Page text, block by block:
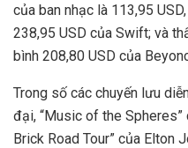
của ban nhạc là 113,95
238,95 USD của Swift; và
bình 208,80 USD của
Trong số các chuyến lưu
đại, “Music of the
Brick Road Tour” của Elton